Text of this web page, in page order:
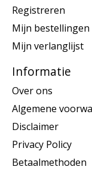
Registreren
Mijn bestellingen
Mijn verlanglijst
Informatie
Over ons
Algemene
Disclaimer
Privacy Policy
Betaalmethoden